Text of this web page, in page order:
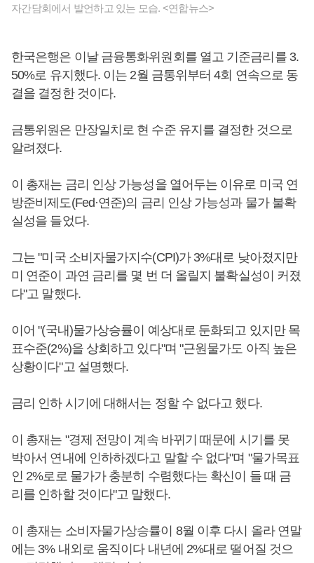
자간담회에서 발언하고 있는 모습. <연합뉴스>
한국은행은 이날 금융통화위원회를 열고 기준금리를 3.
50%로 유지했다. 이는 2월 금통위부터 4회 연속으로 동
결을 결정한 것이다.
금통위원은 만장일치로 현 수준 유지를 결정한 것으로
알려졌다.
이 총재는 금리 인상 가능성을 열어두는 이유로 미국 연
방준비제도(Fed·연준)의 금리 인상 가능성과 물가 불확
실성을 들었다.
그는 "미국 소비자물가지수(CPI)가 3%대로 낮아졌지만
미 연준이 과연 금리를 몇 번 더 올릴지 불확실성이 커졌
다"고 말했다.
이어 "(국내)물가상승률이 예상대로 둔화되고 있지만 목
표수준(2%)을 상회하고 있다"며 "근원물가도 아직 높은
상황이다"고 설명했다.
금리 인하 시기에 대해서는 정할 수 없다고 했다.
이 총재는 "경제 전망이 계속 바뀌기 때문에 시기를 못
박아서 연내에 인하하겠다고 말할 수 없다"며 "물가목표
인 2%로로 물가가 충분히 수렴했다는 확신이 들 때 금
리를 인하할 것이다"고 말했다.
이 총재는 소비자물가상승률이 8월 이후 다시 올라 연말
에는 3% 내외로 움직이다 내년에 2%대로 떨어질 것으